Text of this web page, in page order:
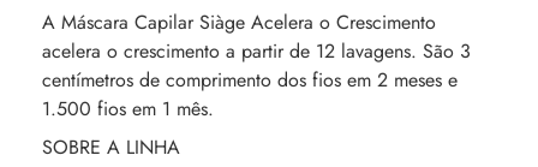
A Máscara Capilar Siàge Acelera o Crescimento
acelera o crescimento a partir de 12 lavagens. São 3
centímetros de comprimento dos fios em 2 meses e
1.500 fios em 1 mês.
SOBRE A LINHA